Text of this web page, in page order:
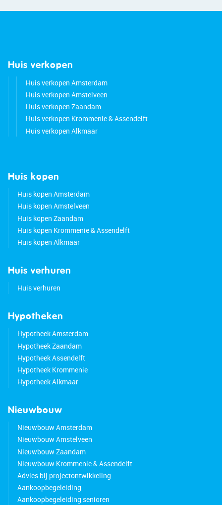
• Fibre-optic internet available
• City centre and train station within walking
distance
• Easy access to major roads
• Energy label A
• Freehold property
Huis verkopen
Huis verkopen Amsterdam
Huis verkopen Amstelveen
Huis verkopen Zaandam
Huis verkopen Krommenie & Assendelft
Huis verkopen Alkmaar
Huis kopen
Huis kopen Amsterdam
Huis kopen Amstelveen
Huis kopen Zaandam
Huis kopen Krommenie & Assendelft
Huis kopen Alkmaar
Huis verhuren
Huis verhuren
Hypotheken
Hypotheek Amsterdam
Hypotheek Zaandam
Hypotheek Assendelft
Hypotheek Krommenie
Hypotheek Alkmaar
Nieuwbouw
Nieuwbouw Amsterdam
Nieuwbouw Amstelveen
Nieuwbouw Zaandam
Nieuwbouw Krommenie & Assendelft
Advies bij projectontwikkeling
Aankoopbegeleiding
Aankoopbegeleiding senioren